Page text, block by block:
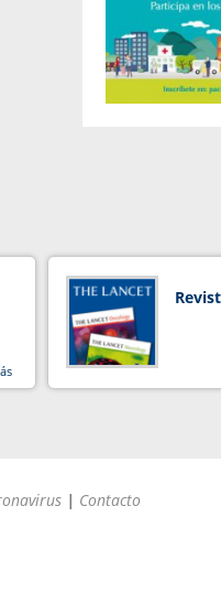
| Contacto